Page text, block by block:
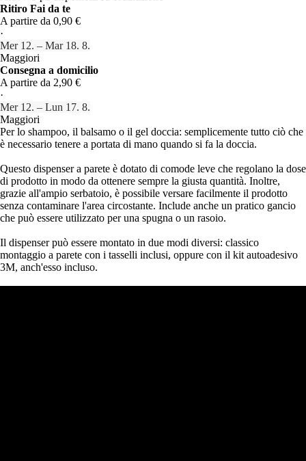
Ritiro Fai da te
A partire da 0,90 €
·
Mer 12. – Mar 18. 8.
Maggiori
Consegna a domicilio
A partire da 2,90 €
·
Mer 12. – Lun 17. 8.
Maggiori
Per lo shampoo, il balsamo o il gel doccia: semplicemente tutto ciò che
è necessario tenere a portata di mano quando si fa la doccia.
Questo dispenser a parete è dotato di comode leve che regolano la dose
di prodotto in modo da ottenere sempre la giusta quantità. Inoltre,
grazie all'ampio serbatoio, è possibile versare facilmente il prodotto
senza contaminare l'area circostante. Include anche un pratico gancio
che può essere utilizzato per una spugna o un rasoio.
Il dispenser può essere montato in due modi diversi: classico
montaggio a parete con i tasselli inclusi, oppure con il kit autoadesivo
3M, anch'esso incluso.